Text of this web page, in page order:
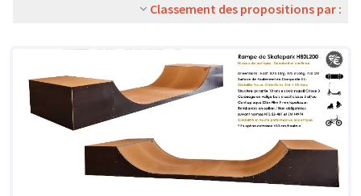
Classement des propositions par :